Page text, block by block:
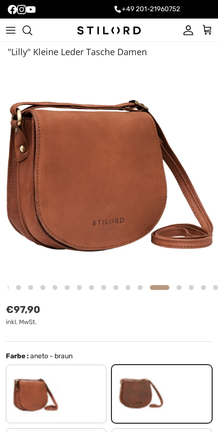
+49 201-21960752
Konto
"Lilly" Kleine Leder Tasche Damen
Normaler Preis
€97,90
inkl. MwSt.
Farbe :aneto - braun
sattel - braun aneto - braun